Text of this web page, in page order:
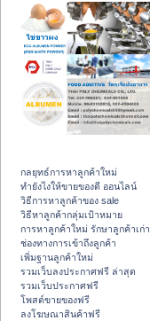
กลยุทธ์การหาลูกค้าใหม่
ทํายังไงให้ขายของดี ออนไลน์
วิธีการหาลูกค้าของ sale
วิธีหาลูกค้ากลุ่มเป้าหมาย
การหาลูกค้าใหม่ รักษาลูกค้าเก่า
ช่องทางการเข้าถึงลูกค้า
เพิ่มฐานลูกค้าใหม่
รวมเว็บลงประกาศฟรี ล่าสุด
รวมเว็บประกาศฟรี
โพสต์ขายของฟรี
ลงโฆษณาสินค้าฟรี